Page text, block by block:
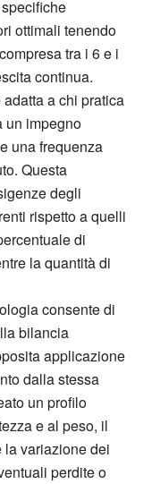
ottimali tenendo
tra i 6 e i
continua.
a chi pratica
un impegno
una frequenza
Questa
degli
rispetto a quelli
di
la quantità di
consente di
bilancia
applicazione
dalla stessa
un profilo
e al peso, il
la variazione dei
perdite o